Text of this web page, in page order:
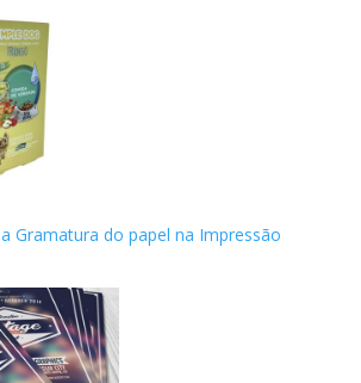
Gramatura do papel na Impressão